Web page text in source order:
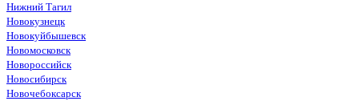
Нижний Тагил
Новокузнецк
Новокуйбышевск
Новомосковск
Новороссийск
Новосибирск
Новочебоксарск